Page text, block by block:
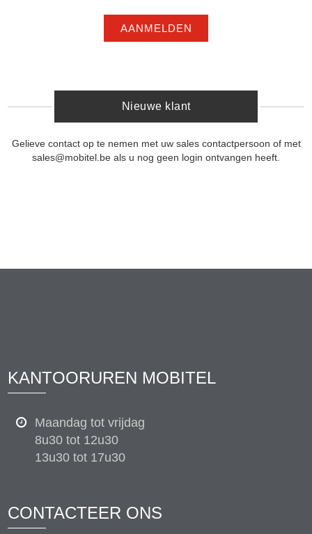
AANMELDEN
Nieuwe klant
Gelieve contact op te nemen met uw sales contactpersoon of met
sales@mobitel.be als u nog geen login ontvangen heeft.
KANTOORUREN MOBITEL
Maandag tot vrijdag
8u30 tot 12u30
13u30 tot 17u30
CONTACTEER ONS